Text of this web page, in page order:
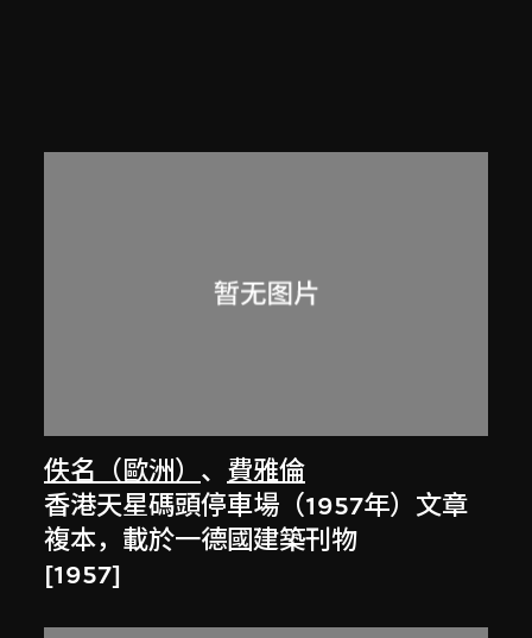
佚名（歐洲） 、 費雅倫
香港天星碼頭停車場（1957年）文章
複本，載於一德國建築刊物
[1957]